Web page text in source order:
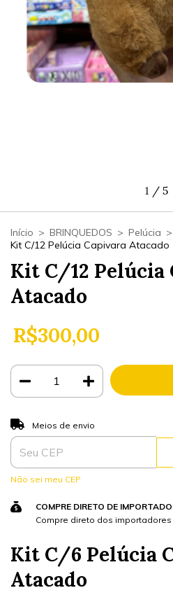
1 / 5
Início > BRINQUEDOS > Pelúcia >
Kit C/12 Pelúcia Capivara Atacado
Kit C/12 Pelúcia
Atacado
R$300,00
Entregas para o CEP:
Meios de envio
Não sei meu CEP
COMPRE DIRETO DE
Compre direto dos
Kit C/6 Pelúcia
Atacado